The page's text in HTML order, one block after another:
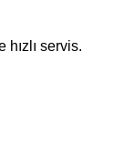
hızlı servis.